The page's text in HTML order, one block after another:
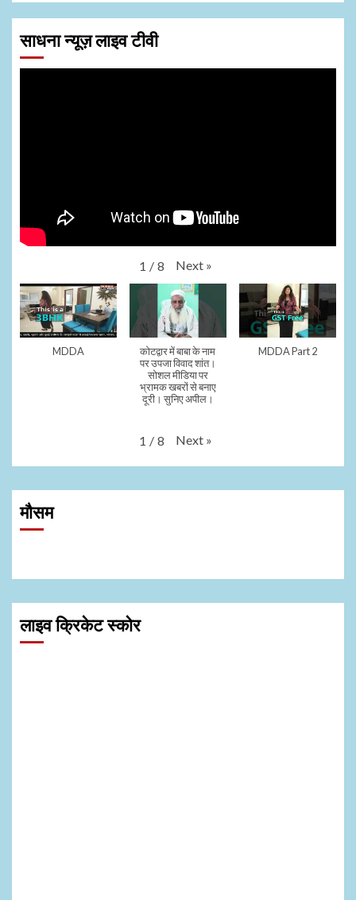
साधना न्यूज़ लाइव टीवी
1 / 8 Next »
MDDA
कोटद्वार में बाबा के नाम
पर उपजा विवाद शांत।
सोशल मीडिया पर
भ्रामक खबरों से बनाए
दूरी। सुनिए अपील।
MDDA Part 2
1 / 8 Next »
मौसम
लाइव क्रिकेट स्कोर